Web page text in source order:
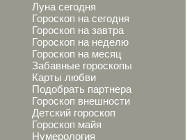
Луна сегодня
Гороскоп на сегодня
Гороскоп на завтра
Гороскоп на неделю
Гороскоп на месяц
Забавные гороскопы
Карты любви
Подобрать партнера
Гороскоп внешности
Детский гороскоп
Гороскоп майя
Нумерология